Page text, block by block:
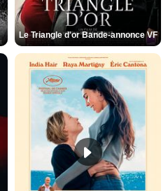
Le Triangle d'or Bande-annonce VF